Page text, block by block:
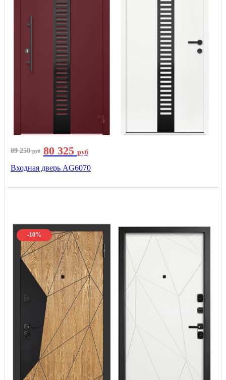
89 250руб 80 325 руб
Входная дверь AG6070
-10%